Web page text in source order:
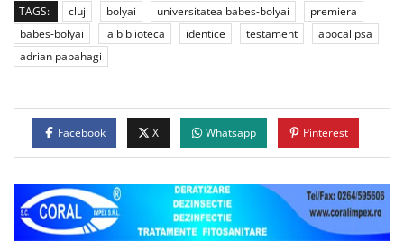
TAGS: cluj bolyai universitatea babes-bolyai
premiera
babes-bolyai
la biblioteca identice testament
apocalipsa
adrian papahagi
Facebook X Whatsapp Pinterest